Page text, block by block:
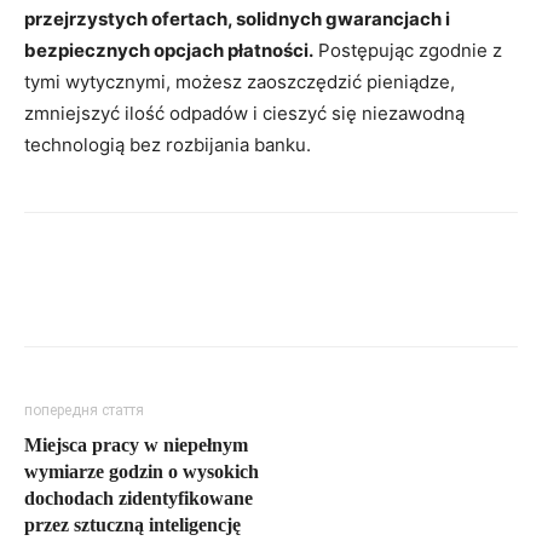
przejrzystych ofertach, solidnych gwarancjach i
bezpiecznych opcjach płatności. Postępując zgodnie z
tymi wytycznymi, możesz zaoszczędzić pieniądze,
zmniejszyć ilość odpadów i cieszyć się niezawodną
technologią bez rozbijania banku.
попередня стаття
Miejsca pracy w niepełnym
wymiarze godzin o wysokich
dochodach zidentyfikowane
przez sztuczną inteligencję